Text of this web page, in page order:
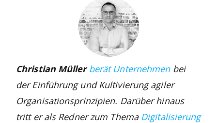
Christian Müller berät Unternehmenbei
der Einführung und Kultivierung agiler
Organisationsprinzipien. Darüber hinaus
tritt er als Redner zum Thema Digitalisierung